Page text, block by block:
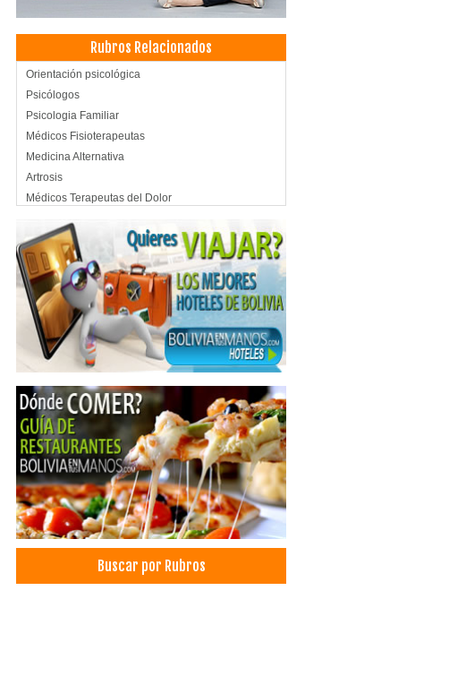
Rubros Relacionados
Orientación psicológica
Psicólogos
Psicologia Familiar
Médicos Fisioterapeutas
Medicina Alternativa
Artrosis
Médicos Terapeutas del Dolor
Reparadores
Clínicas particulares
Clínicas Privadas
Salud: Clínicas
Centros de rehabilitación física y funcional
Fonoaudiología
Fisioterapia Integral
Fisioterapia
Médicos Traumatólogos
Neurología psicomotricidad
Ortopedias
Rehabilitación
Buscar por Rubros